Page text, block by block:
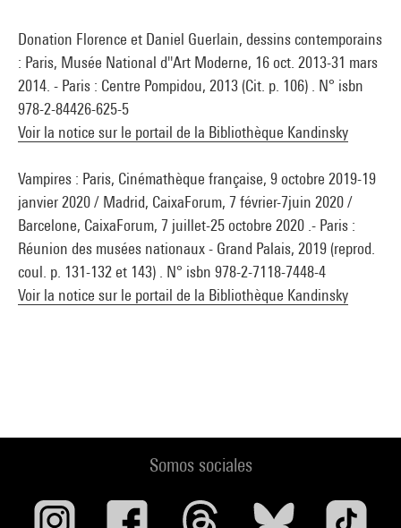
Donation Florence et Daniel Guerlain, dessins contemporains
: Paris, Musée National d''Art Moderne, 16 oct. 2013-31 mars
2014. - Paris : Centre Pompidou, 2013 (Cit. p. 106) . N° isbn
978-2-84426-625-5
Voir la notice sur le portail de la Bibliothèque Kandinsky
Vampires : Paris, Cinémathèque française, 9 octobre 2019-19
janvier 2020 / Madrid, CaixaForum, 7 février-7juin 2020 /
Barcelone, CaixaForum, 7 juillet-25 octobre 2020 .- Paris :
Réunion des musées nationaux - Grand Palais, 2019 (reprod.
coul. p. 131-132 et 143) . N° isbn 978-2-7118-7448-4
Voir la notice sur le portail de la Bibliothèque Kandinsky
Somos sociales